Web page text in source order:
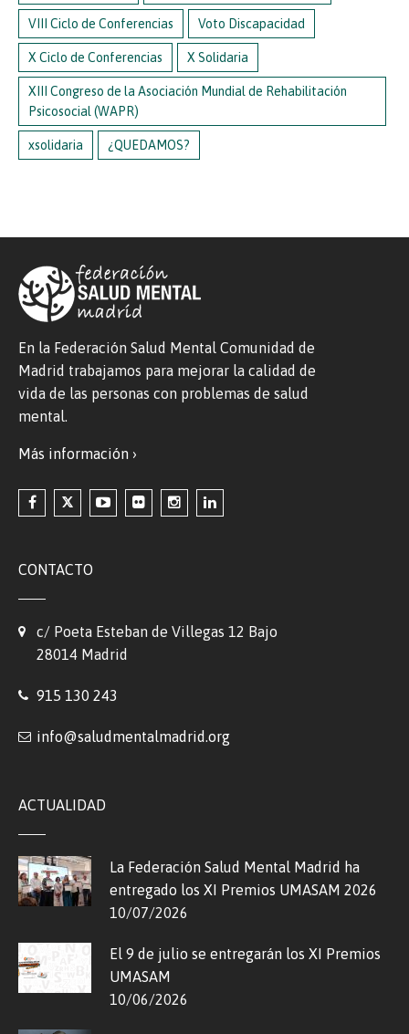
VIII Ciclo de Conferencias Voto Discapacidad
X Ciclo de Conferencias X Solidaria
XIII Congreso de la Asociación Mundial de Rehabilitación
Psicosocial (WAPR)
xsolidaria ¿QUEDAMOS?
En la Federación Salud Mental Comunidad de
Madrid trabajamos para mejorar la calidad de
vida de las personas con problemas de salud
mental.
Más información ›
CONTACTO
c/ Poeta Esteban de Villegas 12 Bajo
28014 Madrid
915 130 243
info@saludmentalmadrid.org
ACTUALIDAD
La Federación Salud Mental Madrid ha
entregado los XI Premios UMASAM 2026
10/07/2026
El 9 de julio se entregarán los XI Premios
UMASAM
10/06/2026